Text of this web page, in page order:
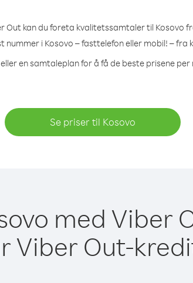
Out kan du foreta kvalitetssamtaler til Kosovo
nummer i Kosovo – fasttelefon eller mobil! – fra
en samtaleplan for å få de beste prisene
Se priser til Kosovo
med Viber
Viber Out-